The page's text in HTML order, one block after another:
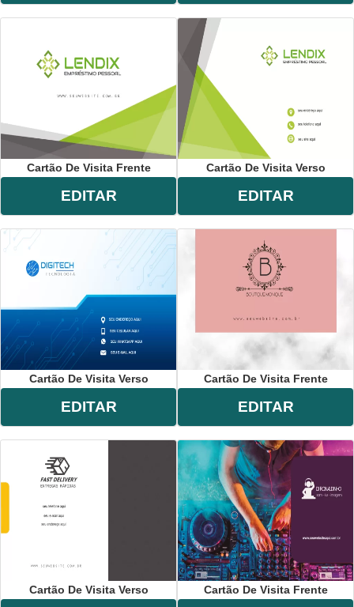
Cartão De Visita Frente
EDITAR
Cartão De Visita Verso
EDITAR
Cartão De Visita Verso
EDITAR
Cartão De Visita Frente
EDITAR
Cartão De Visita Verso Cartão De Visita Frente